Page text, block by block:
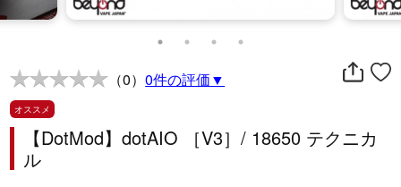
（0）0件の評価▼
オススメ
【DotMod】dotAIO ［V3］/ 18650 テクニカ
ル